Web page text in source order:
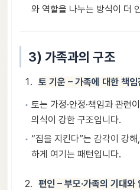
와 역할을 나누는 방식이 더
3) 가족과의 구조
토 기운 – 가족에 대한 책임
토는 가정·안정·책임과 관련
의식이 강한 구조입니다.
“집을 지킨다”는 감각이 강
하게 여기는 패턴입니다.
편인 – 부모·가족의 기대와